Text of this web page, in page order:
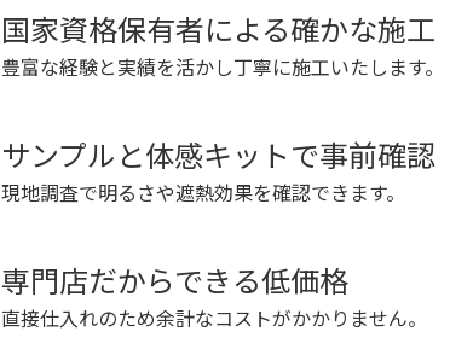
国家資格保有者による確かな施工
豊富な経験と実績を活かし丁寧に施工いたします。
サンプルと体感キットで事前確認
現地調査で明るさや遮熱効果を確認できます。
専門店だからできる低価格
直接仕入れのため余計なコストがかかりません。